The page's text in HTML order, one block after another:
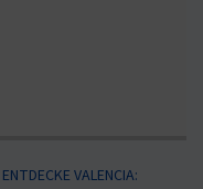
ENTDECKE VALENCIA: